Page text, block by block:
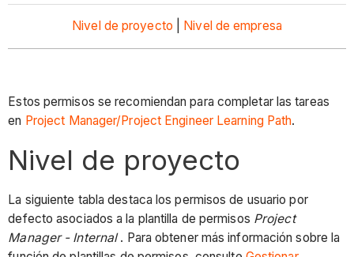
Nivel de proyecto Nivel de empresa
Estos permisos se recomiendan para completar las tareas
en Project Manager/Project Engineer Learning Path.
Nivel de proyecto
La siguiente tabla destaca los permisos de usuario por
defecto asociados a la plantilla de permisos Project
Manager - Internal. Para obtener más información sobre la